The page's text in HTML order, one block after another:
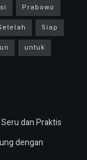
Prabowo
Siap
untuk
dan Praktis
dengan